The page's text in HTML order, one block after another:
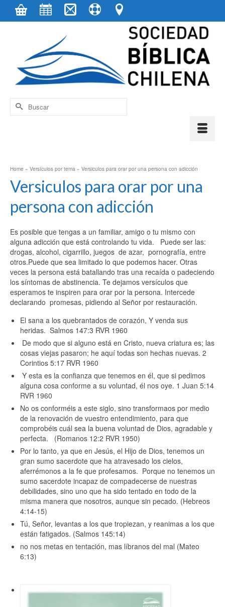
contenido
Buscar
por:
Home » Versículos por tema » Versiculos para orar por una persona con adicción
Versiculos para orar por una
persona con adicción
Es posible que tengas a un familiar, amigo o tu mismo con
alguna adicción que está controlando tu vida. Puede ser las:
drogas, alcohol, cigarrillo, juegos de azar, pornografía, entre
otros.Puede que sea limitado lo que podemos hacer. Otras
veces la persona está batallando tras una recaída o padeciendo
los síntomas de abstinencia. Te dejamos versículos que
esperamos te inspiren para orar por la persona. Intercede
declarando promesas, pidiendo al Señor por restauración.
El sana a los quebrantados de corazón, Y venda sus
heridas. Salmos 147:3 RVR 1960
De modo que si alguno está en Cristo, nueva criatura es; las
cosas viejas pasaron; he aquí todas son hechas nuevas. 2
Corintios 5:17 RVR 1960
Y esta es la confianza que tenemos en él, que si pedimos
alguna cosa conforme a su voluntad, él nos oye. 1 Juan 5:14
RVR 1960
No os conforméis a este siglo, sino transformaos por medio
de la renovación de vuestro entendimiento, para que
comprobéis cuál sea la buena voluntad de Dios, agradable y
perfecta. (Romanos 12:2 RVR 1950)
Por lo tanto, ya que en Jesús, el Hijo de Dios, tenemos un
gran sumo sacerdote que ha atravesado los cielos,
aferrémonos a la fe que profesamos. Porque no tenemos un
sumo sacerdote incapaz de compadecerse de nuestras
debilidades, sino uno que ha sido tentado en todo de la
misma manera que nosotros, aunque sin pecado. (Hebreos
4:14-15)
Tú, Señor, levantas a los que tropiezan, y reanimas a los que
están fatigados. (Salmos 145:14)
no nos metas en tentación, mas líbranos del mal (Mateo
6:13)